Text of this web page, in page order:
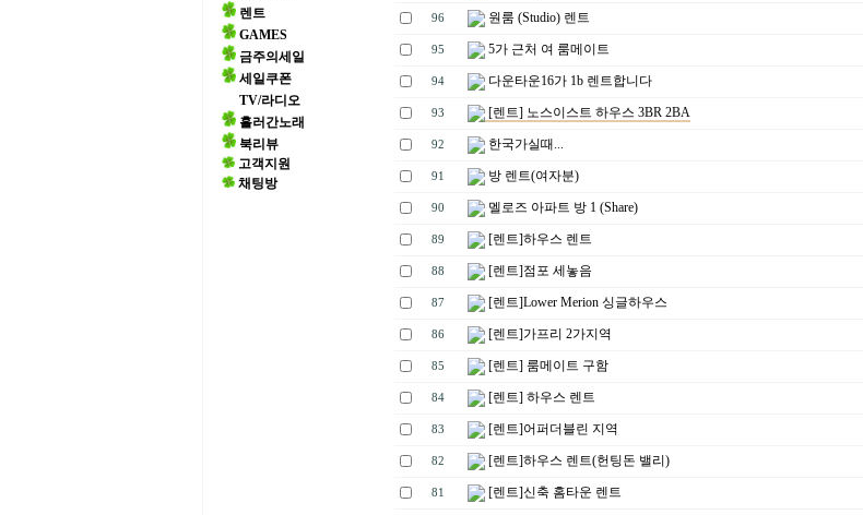
렌트
GAMES
금주의세일
세일쿠폰
TV/라디오
흘러간노래
북리뷰
고객지원
채팅방
96 원룸 (Studio) 렌트
95 5가 근처 여 룸메이트
94 다운타운16가 1b 렌트합니다
93 [렌트] 노스이스트 하우스 3BR 2BA
92 한국가실때...
91 방 렌트(여자분)
90 멜로즈 아파트 방 1 (Share)
89 [렌트]하우스 렌트
88 [렌트]점포 세놓음
87 [렌트]Lower Merion 싱글하우스
86 [렌트]가프리 2가지역
85 [렌트] 룸메이트 구함
84 [렌트] 하우스 렌트
83 [렌트]어퍼더블린 지역
82 [렌트]하우스 렌트(헌팅돈 밸리)
81 [렌트]신축 홈타운 렌트